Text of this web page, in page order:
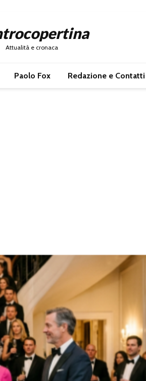
Attualità e cronaca
Paolo Fox Redazione e Contatti